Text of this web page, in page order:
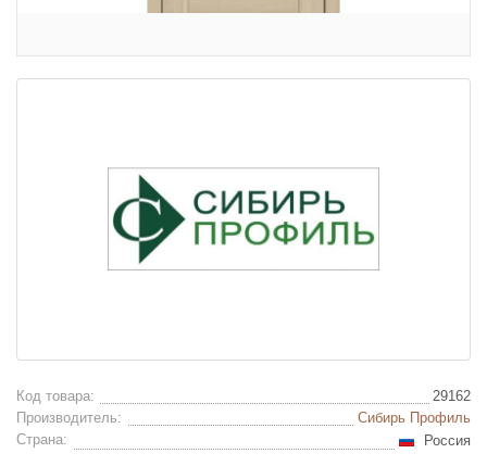
Код товара:
29162
Производитель:
Сибирь Профиль
Страна:
Россия